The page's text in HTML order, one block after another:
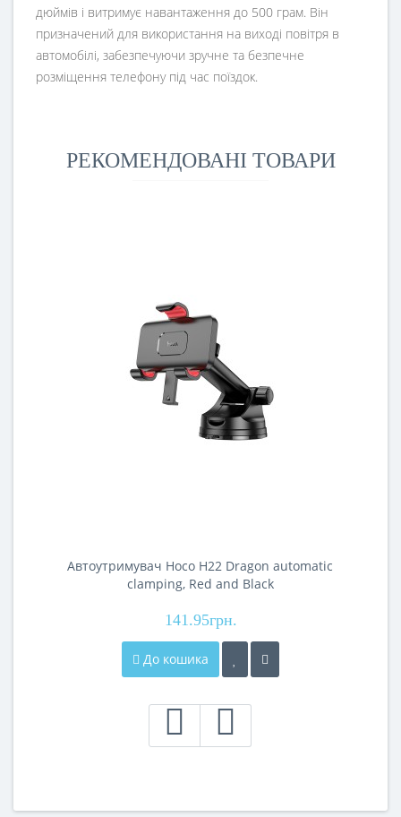
дюймів і витримує навантаження до 500 грам. Він
призначений для використання на виході повітря в
автомобілі, забезпечуючи зручне та безпечне
розміщення телефону під час поїздок.
РЕКОМЕНДОВАНІ ТОВАРИ
Автоутримувач Hoco H22 Dragon automatic
clamping, Red and Black
141.95грн.
До кошика